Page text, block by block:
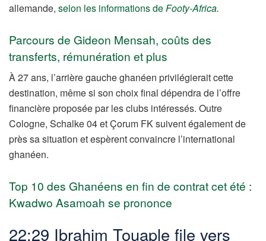
allemande, selon les informations deFooty-Africa.
Parcours de Gideon Mensah, coûts des
transferts, rémunération et plus
À 27 ans, l’arrière gauche ghanéen privilégierait cette
destination, même si son choix final dépendra de l’offre
financière proposée par les clubs intéressés. Outre
Cologne, Schalke 04 et Çorum FK suivent également de
près sa situation et espèrent convaincre l’international
ghanéen.
Top 10 des Ghanéens en fin de contrat cet été :
Kwadwo Asamoah se prononce
22:29 Ibrahim Touaple file vers